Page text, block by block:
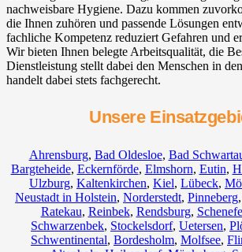
nachweisbare Hygiene. Dazu kommen
die Ihnen zuhören und passende Lösungen
fachliche Kompetenz reduziert Gefahren und
Wir bieten Ihnen belegte Arbeitsqualität, die
Dienstleistung stellt dabei den Menschen in
handelt dabei stets fachgerecht.
Unsere
Ahrensburg, Bad Oldesloe, Bad
Bargteheide, Eckernförde, Elmshorn, Eutin,
Ulzburg, Kaltenkirchen, Kiel, Lübeck,
Neustadt in Holstein, Norderstedt, Pinneberg,
Ratekau, Reinbek, Rendsburg,
Schwarzenbek, Stockelsdorf, Uetersen,
Schwentinental, Bordesholm, Molfsee,